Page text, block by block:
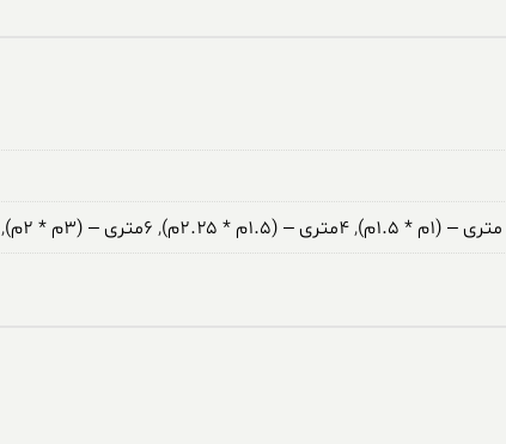
,۴متری – (۱.۵م * ۲.۲۵م) , ۶متری – (۳م * ۲م) ,